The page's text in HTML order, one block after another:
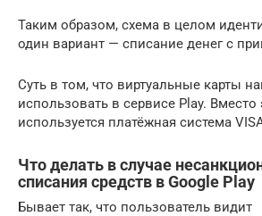
Таким образом, схема в целом
один вариант — списание денег с
Суть в том, что виртуальные карты
использовать в сервисе Play. Вместо
используется платёжная система
Что делать в случае
списания средств в Google Play
Бывает так, что пользователь видит